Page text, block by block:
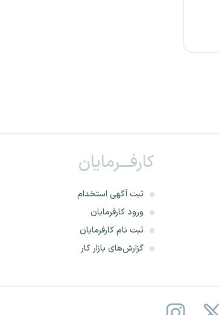
کارفـــرمایان
ثبت آگهی استخدام
ورود کارفرمایان
ثبت نام کارفرمایان
گزارش‌های بازار کار